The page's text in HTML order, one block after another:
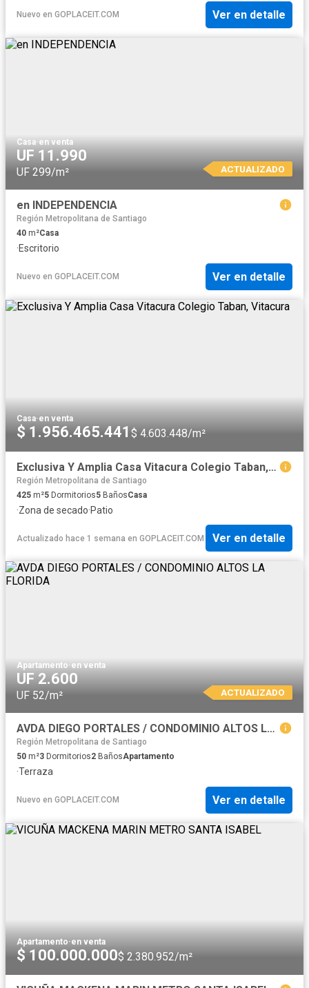
Nuevo en GOPLACEIT.COM Ver en detalle
Casa·en venta
UF 11.990
UF 299/m² ACTUALIZADO
en INDEPENDENCIA
Región Metropolitana de Santiago
40 m²Casa
·Escritorio
Nuevo en GOPLACEIT.COM Ver en detalle
Casa·en venta
$ 1.956.465.441$ 4.603.448/m²
Exclusiva Y Amplia Casa Vitacura Colegio Taban, Vitacura
Región Metropolitana de Santiago
425 m²5 Dormitorios5 BañosCasa
·Zona de secado·Patio
Actualizado hace 1 semana en GOPLACEIT.COM Ver en detalle
Apartamento·en venta
UF 2.600
UF 52/m² ACTUALIZADO
AVDA DIEGO PORTALES / CONDOMINIO ALTOS LA FLORIDA
Región Metropolitana de Santiago
50 m²3 Dormitorios2 BañosApartamento
·Terraza
Nuevo en GOPLACEIT.COM Ver en detalle
Apartamento·en venta
$ 100.000.000$ 2.380.952/m²